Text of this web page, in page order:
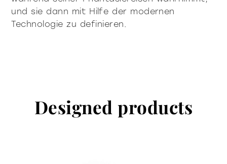
und sie dann mit Hilfe der modernen
Technologie zu definieren.
Designed products